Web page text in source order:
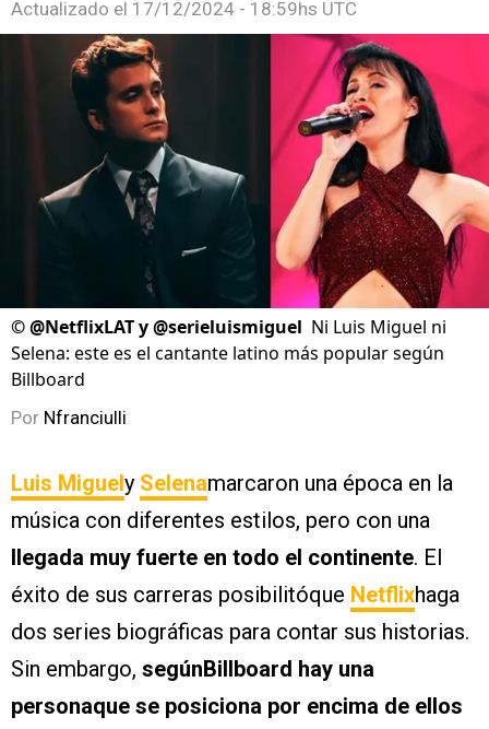
Actualizado el 17/12/2024 - 18:59hs UTC
©@NetflixLAT y @serieluismiguel Ni Luis Miguel ni
Selena: este es el cantante latino más popular según
Billboard
Por Nfranciulli
Luis Miguel y Selenamarcaron una época en la
música con diferentes estilos, pero con una
llegada muy fuerte en todo el continente. El
éxito de sus carreras posibilitóque Netflixhaga
dos series biográficas para contar sus historias.
Sin embargo, segúnBillboard hay una
personaque se posiciona por encima de ellos